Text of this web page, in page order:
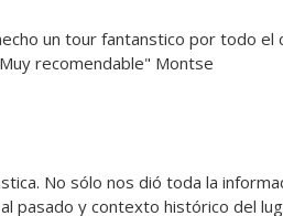
un tour fantanstico por todo
recomendable" Montse
No sólo nos dió toda la
pasado y contexto histórico del